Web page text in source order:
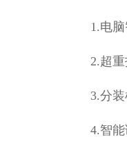
1.电
2.超
3.分
4.智